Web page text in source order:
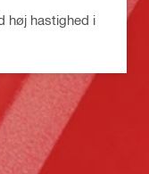
høj hastighed i